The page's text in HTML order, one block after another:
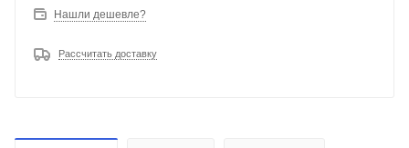
Нашли дешевле?
Рассчитать доставку